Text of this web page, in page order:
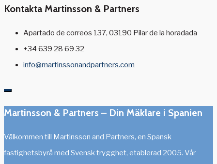
Kontakta Martinsson & Partners
Apartado de correos 137, 03190 Pilar de la horadada
+34 639 28 69 32
info@martinssonandpartners.com
Martinsson & Partners – Din Mäklare i Spanien
Välkommen till Martinsson and Partners, en Spansk
fastighetsbyrå med Svensk trygghet, etablerad 2005. Vår